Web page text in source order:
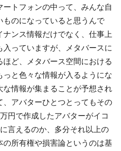
トフォンの中って、みんな自
のになっていると思うんで
ンス情報だけでなく、仕事上
っていますが、メタバースに
ど、メタバース空間における
と色々な情報が入るようにな
情報が集まることが予想され
アバターひとつとってもその
円で作成したアバターがイコ
言えるのか、多分それ以上の
所有権や損害論というのは基